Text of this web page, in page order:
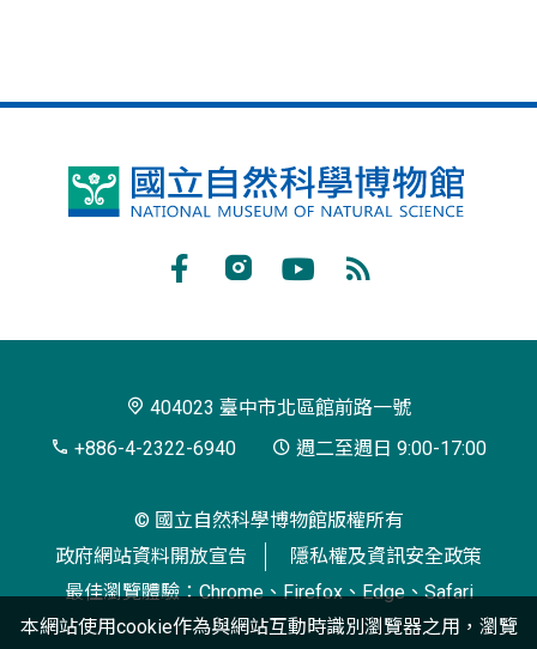
國
博
閱
404023 臺中市北區館前路一號
+886-4-2322-6940
週二至週日 9:00-17:00
© 國立自然科學博物館版權所有
政府網站資料開放宣告
隱私權及資訊安全政策
最佳瀏覽體驗：Chrome、Firefox、Edge、Safari
本網站使用cookie作為與網站互動時識別瀏覽器之用，瀏覽